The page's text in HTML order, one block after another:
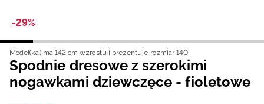
-29%
Model(ka) ma 142 cm wzrostu i prezentuje rozmiar 140
Spodnie dresowe z szerokimi
nogawkami dziewczęce - fioletowe